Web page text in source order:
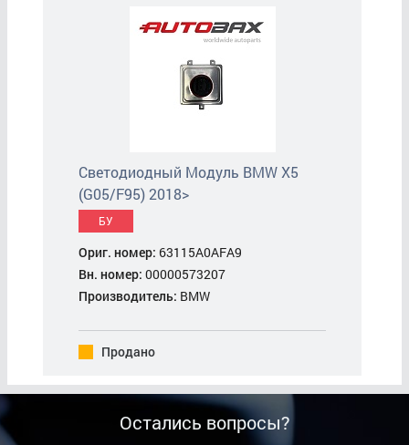
Светодиодный Модуль BMW X5
(G05/F95) 2018>
БУ
Ориг. номер: 63115A0AFA9
Вн. номер:00000573207
Производитель: BMW
Продано
Остались вопросы?